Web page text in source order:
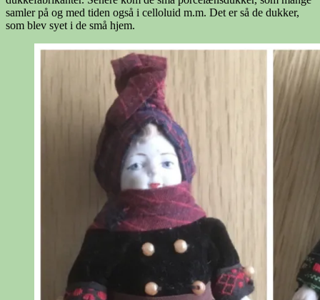
samler på og med tiden også i celloluid m.m. Det er så de dukker,
som blev syet i de små hjem.